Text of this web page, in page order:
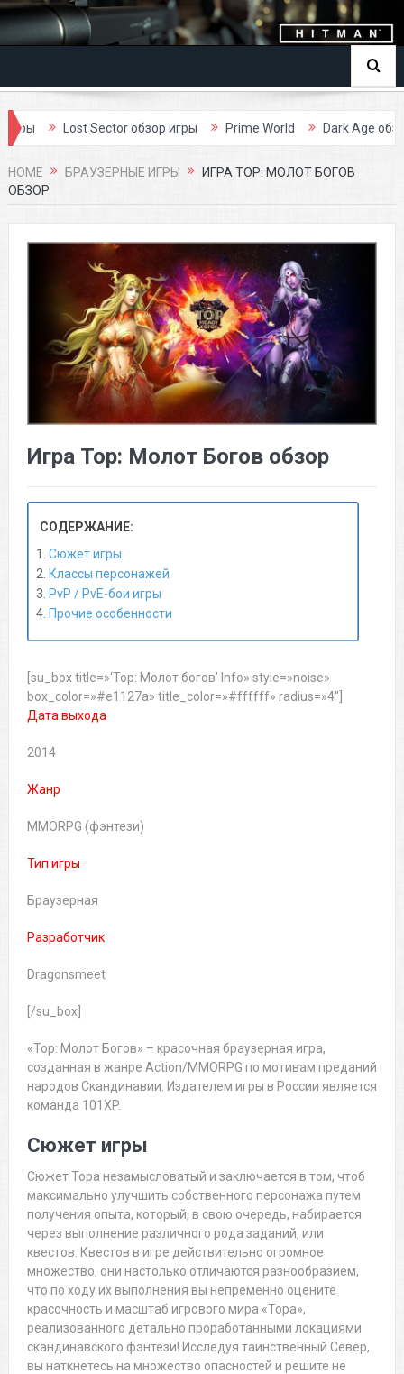
Lost Sector обзор игры Prime World Dark Age обзор
HOME БРАУЗЕРНЫЕ ИГРЫ
ИГРА ТОР: МОЛОТ БОГОВ
ОБЗОР
Игра Тор: Молот Богов обзор
СОДЕРЖАНИЕ:
Сюжет игры
Классы персонажей
PvP / PvE-бои игры
Прочие особенности
[su_box title=»‘Тор: Молот богов’ Info» style=»noise»
box_color=»#e1127a» title_color=»#ffffff» radius=»4″]
Дата выхода
2014
Жанр
MMORPG (фэнтези)
Тип игры
Браузерная
Разработчик
Dragonsmeet
[/su_box]
«Тор: Молот Богов» – красочная браузерная игра,
созданная в жанре Action/MMORPG по мотивам преданий
народов Скандинавии. Издателем игры в России является
команда 101XP.
Сюжет игры
Сюжет Тора незамысловатый и заключается в том, чтоб
максимально улучшить собственного персонажа путем
получения опыта, который, в свою очередь, набирается
через выполнение различного рода заданий, или
квестов. Квестов в игре действительно огромное
множество, они настолько отличаются разнообразием,
что по ходу их выполнения вы непременно оцените
красочность и масштаб игрового мира «Тора»,
реализованного детально проработанными локациями
скандинавского фэнтези! Исследуя таинственный Север,
вы наткнетесь на множество опасностей и решите не